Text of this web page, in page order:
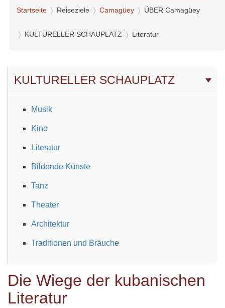
Startseite Reiseziele Camagüey ÜBER Camagüey
KULTURELLER SCHAUPLATZ Literatur
KULTURELLER SCHAUPLATZ
Musik
Kino
Literatur
Bildende Künste
Tanz
Theater
Architektur
Traditionen und Bräuche
Die Wiege der kubanischen
Literatur